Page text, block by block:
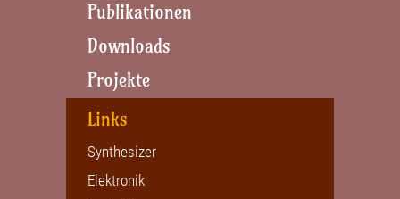
Publikationen
Downloads
Projekte
Links
Synthesizer
Elektronik